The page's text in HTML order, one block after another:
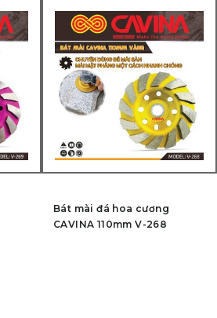
Bát mài đá hoa cương
CAVINA 110mm V-268